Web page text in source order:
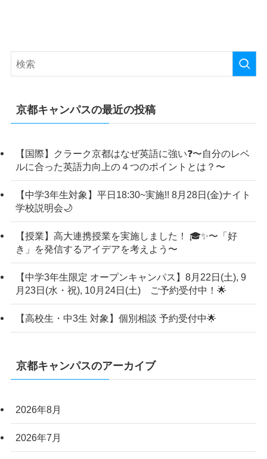
京都キャンパスの最近の投稿
【国際】クラーク京都はなぜ英語に強い❓〜自分のレベ
ルに合った英語力向上の４つのポイントとは？〜
【中学3年生対象】平日18:30~実施!! 8月28日(金)ナイト
学校説明会🌙
【授業】高大連携授業を実施しました！ 🎓✨〜「好
き」を発信するアイデアを考えよう〜
【中学3年生限定 オープンキャンパス】8月22日(土), 9
月23日(水・祝), 10月24日(土) ご予約受付中！🌟
【高校生・中3生 対象】個別相談 予約受付中🌟
京都キャンパスのアーカイブ
2026年8月
2026年7月